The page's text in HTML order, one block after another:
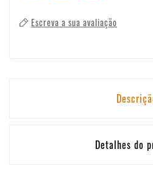
Escreva a sua avaliação
Detalhes do